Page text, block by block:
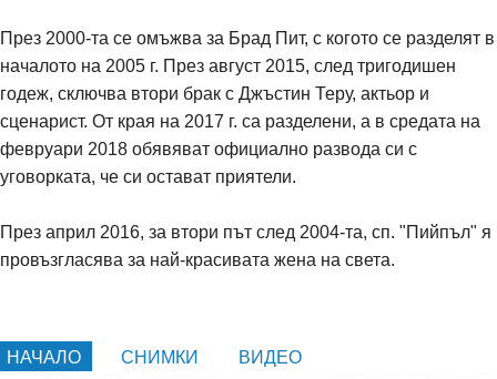
През 2000-та се омъжва за Брад Пит, с когото се разделят в
началото на 2005 г. През август 2015, след тригодишен
годеж, сключва втори брак с Джъстин Теру, актьор и
сценарист. От края на 2017 г. са разделени, а в средата на
февруари 2018 обявяват официално развода си с
уговорката, че си остават приятели.
През април 2016, за втори път след 2004-та, сп. "Пийпъл" я
провъзгласява за най-красивата жена на света.
НАЧАЛО СНИМКИ ВИДЕО